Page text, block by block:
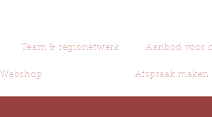
Team & regionetwerk Aanbod voor
Webshop Afspraak maken